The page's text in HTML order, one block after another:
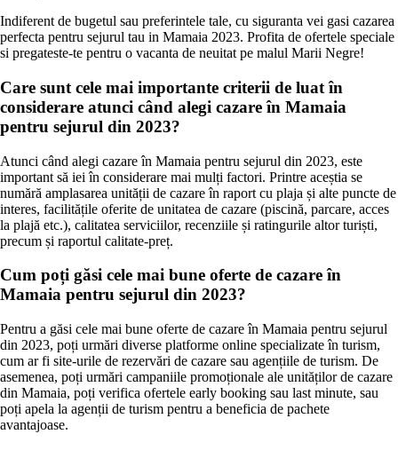
Indiferent de bugetul sau preferintele tale, cu siguranta vei gasi cazarea
perfecta pentru sejurul tau in Mamaia 2023. Profita de ofertele speciale
si pregateste-te pentru o vacanta de neuitat pe malul Marii Negre!
Care sunt cele mai importante criterii de luat în
considerare atunci când alegi cazare în Mamaia
pentru sejurul din 2023?
Atunci când alegi cazare în Mamaia pentru sejurul din 2023, este
important să iei în considerare mai mulți factori. Printre aceștia se
numără amplasarea unității de cazare în raport cu plaja și alte puncte de
interes, facilitățile oferite de unitatea de cazare (piscină, parcare, acces
la plajă etc.), calitatea serviciilor, recenziile și ratingurile altor turiști,
precum și raportul calitate-preț.
Cum poți găsi cele mai bune oferte de cazare în
Mamaia pentru sejurul din 2023?
Pentru a găsi cele mai bune oferte de cazare în Mamaia pentru sejurul
din 2023, poți urmări diverse platforme online specializate în turism,
cum ar fi site-urile de rezervări de cazare sau agențiile de turism. De
asemenea, poți urmări campaniile promoționale ale unităților de cazare
din Mamaia, poți verifica ofertele early booking sau last minute, sau
poți apela la agenții de turism pentru a beneficia de pachete
avantajoase.